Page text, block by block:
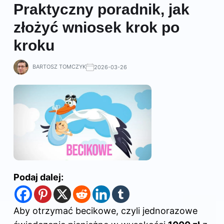
Praktyczny poradnik, jak
złożyć wniosek krok po
kroku
BARTOSZ TOMCZYK 2026-03-26
Podaj dalej:
Aby otrzymać becikowe, czyli jednorazowe